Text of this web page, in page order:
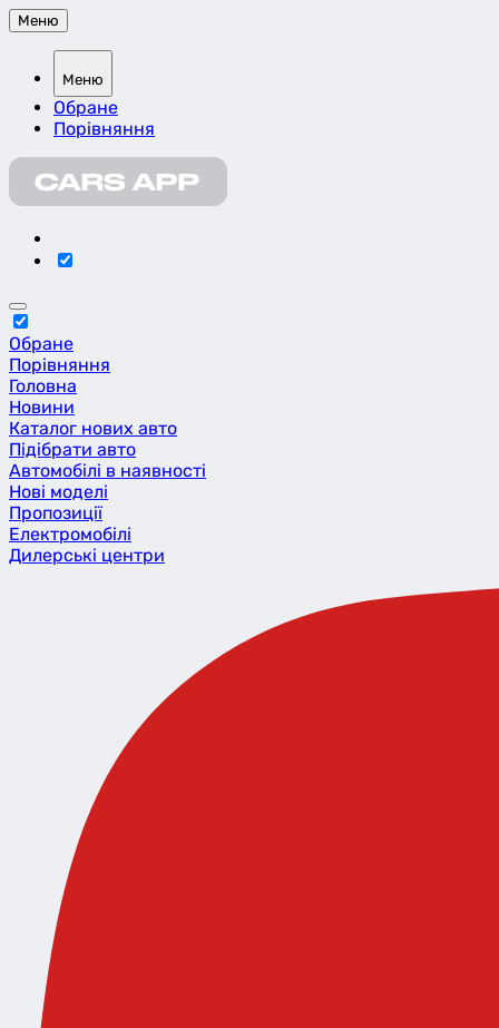
Меню
Меню
Обране
Порівняння
Обране
Порівняння
Головна
Новини
Каталог нових авто
Підібрати авто
Автомобілі в наявності
Нові моделі
Пропозиції
Eлектромобілі
Дилерські центри